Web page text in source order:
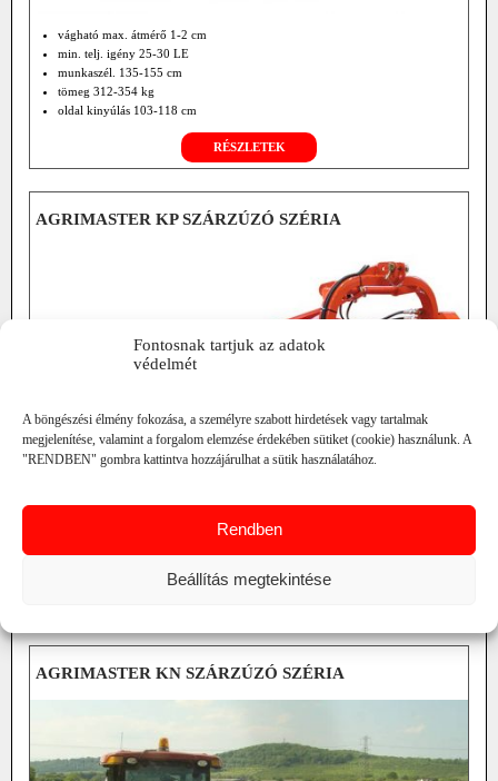
Fontosnak tartjuk az adatok
védelmét
A böngészési élmény fokozása, a személyre szabott hirdetések vagy tartalmak
megjelenítése, valamint a forgalom elemzése érdekében sütiket (cookie) használunk. A
"RENDBEN" gombra kattintva hozzájárulhat a sütik használatához.
Rendben
Beállítás megtekintése
vágható max. átmérő 1-2 cm
min. telj. igény 25-30 LE
munkaszél. 135-155 cm
tömeg 312-354 kg
oldal kinyúlás 103-118 cm
szf.nélküli hajtómű 2000 f/min
RÉSZLETEK
AGRIMASTER KP SZÁRZÚZÓ SZÉRIA
min.15-55 LE
opció frontfüggesztés
gereblye készlet
AGRIMASTER KN SZÁRZÚZÓ SZÉRIA